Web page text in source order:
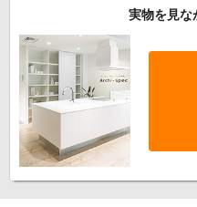
実物を見な